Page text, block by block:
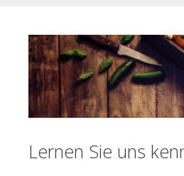
Lernen Sie uns